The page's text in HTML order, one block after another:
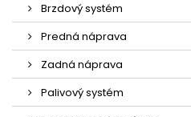
Brzdový systém
Predná náprava
Zadná náprava
Palivový systém